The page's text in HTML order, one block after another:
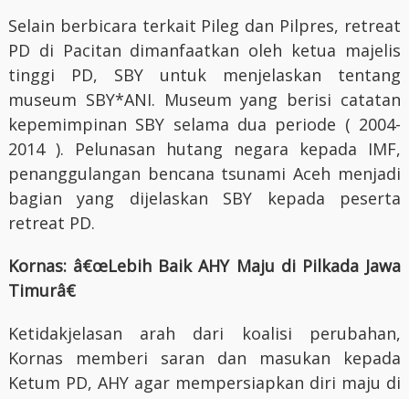
Selain berbicara terkait Pileg dan Pilpres, retreat
PD di Pacitan dimanfaatkan oleh ketua majelis
tinggi PD, SBY untuk menjelaskan tentang
museum SBY*ANI. Museum yang berisi catatan
kepemimpinan SBY selama dua periode ( 2004-
2014 ). Pelunasan hutang negara kepada IMF,
penanggulangan bencana tsunami Aceh menjadi
bagian yang dijelaskan SBY kepada peserta
retreat PD.
Kornas: â€œLebih Baik AHY Maju di Pilkada Jawa
Timurâ€
Ketidakjelasan arah dari koalisi perubahan,
Kornas memberi saran dan masukan kepada
Ketum PD, AHY agar mempersiapkan diri maju di